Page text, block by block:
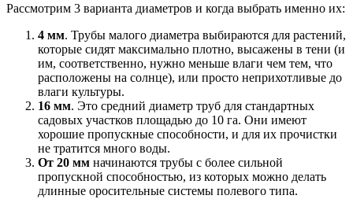
Рассмотрим 3 варианта диаметров и когда выбрать именно их:
4 мм. Трубы малого диаметра выбираются для растений,
которые сидят максимально плотно, высажены в тени (и
им, соответственно, нужно меньше влаги чем тем, что
расположены на солнце), или просто неприхотливые до
влаги культуры.
16 мм. Это средний диаметр труб для стандартных
садовых участков площадью до 10 га. Они имеют
хорошие пропускные способности, и для их прочистки
не тратится много воды.
От 20 мм начинаются трубы с более сильной
пропускной способностью, из которых можно делать
длинные оросительные системы полевого типа.